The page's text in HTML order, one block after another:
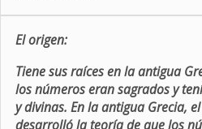
El origen:
Tiene sus raíces en la antigua
los números eran sagrados y
y divinas. En la antigua Grecia,
desarrolló la teoría de que los